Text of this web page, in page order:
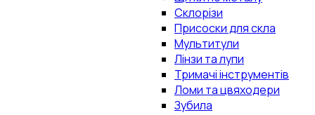
Склорізи
Присоски для скла
Мультитули
Лінзи та лупи
Тримачі інструментів
Ломи та цвяходери
Зубила